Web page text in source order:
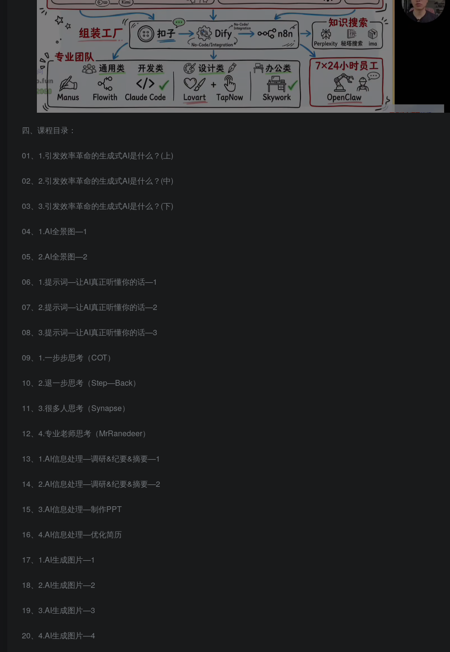
四、课程目录：
01、1.引发效率革命的生成式AI是什么？(上)
02、2.引发效率革命的生成式AI是什么？(中)
03、3.引发效率革命的生成式AI是什么？(下)
04、1.AI全景图—1
05、2.AI全景图—2
06、1.提示词—让AI真正听懂你的话—1
07、2.提示词—让AI真正听懂你的话—2
08、3.提示词—让AI真正听懂你的话—3
09、1.一步步思考（COT）
10、2.退一步思考（Step—Back）
11、3.很多人思考（Synapse）
12、4.专业老师思考（MrRanedeer）
13、1.AI信息处理—调研&纪要&摘要—1
14、2.AI信息处理—调研&纪要&摘要—2
15、3.AI信息处理—制作PPT
16、4.AI信息处理—优化简历
17、1.AI生成图片—1
18、2.AI生成图片—2
19、3.AI生成图片—3
20、4.AI生成图片—4